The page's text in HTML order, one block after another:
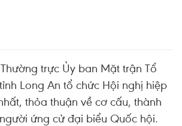
trực Ủy ban Mặt trận Tổ
Long An tổ chức Hội nghị hiệp
thỏa thuận về cơ cấu, thành
ứng cử đại biểu Quốc hội.